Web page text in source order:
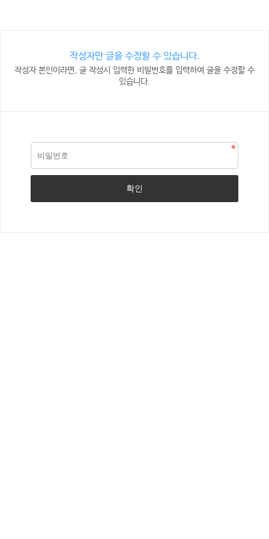
작성자만 글을 수정할 수 있습니다.
작성자 본인이라면, 글 작성시 입력한 비밀번호를 입력하여 글을 수정할 수
있습니다.